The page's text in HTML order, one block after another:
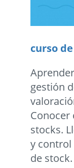
curso
gestión
Conocer
stocks.
y control
de stock.